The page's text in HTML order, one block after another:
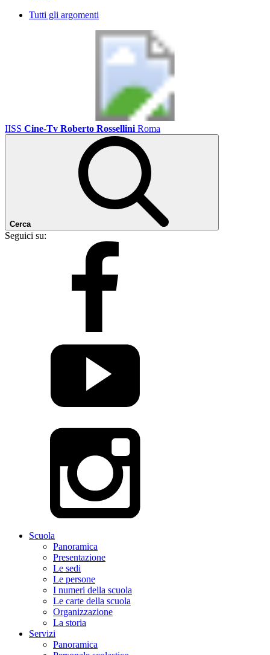
Tutti gli argomenti
IISS Cine-Tv Roberto Rossellini Roma
Cerca
Seguici su:
Scuola
Panoramica
Presentazione
Le sedi
Le persone
I numeri della scuola
Le carte della scuola
Organizzazione
La storia
Servizi
Panoramica